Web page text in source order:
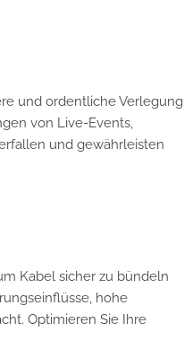
und ordentliche Verlegung
von Live-Events,
und gewährleisten
Kabel sicher zu bündeln
hohe
Optimieren Sie Ihre